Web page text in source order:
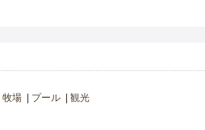
牧場 プール 観光